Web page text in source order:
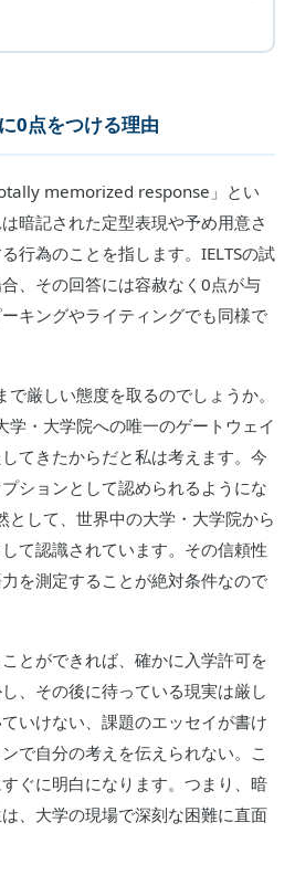
0点をつける理由
memorized response」とい
暗記された定型表現や予め用意さ
行為のことを指します。IELTSの試
、その回答には容赦なく0点が与
キングやライティングでも同様で
で厳しい態度を取るのでしょうか。
学・大学院への唯一のゲートウェイ
てきたからだと私は考えます。今
ションとして認められるようにな
として、世界中の大学・大学院から
て認識されています。その信頼性
を測定することが絶対条件なので
とができれば、確かに入学許可を
、その後に待っている現実は厳し
いけない、課題のエッセイが書け
で自分の考えを伝えられない。こ
ぐに明白になります。つまり、暗
、大学の現場で深刻な困難に直面